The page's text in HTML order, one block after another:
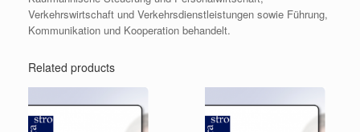
Verkehrswirtschaft und Verkehrsdienstleistungen sowie Führung,
Kommunikation und Kooperation behandelt.
Related products